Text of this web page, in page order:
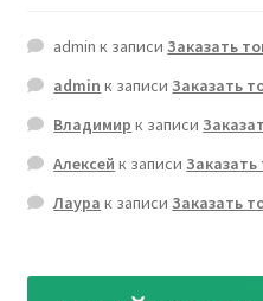
admin к записиЗаказать
admin к записиЗаказать
Владимир к записи
Алексей к записи
Лаура к записиЗаказать